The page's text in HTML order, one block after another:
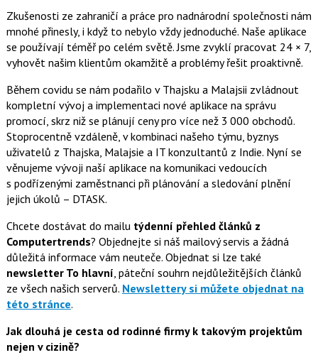
Zkušenosti ze zahraničí a práce pro nadnárodní společnosti nám
mnohé přinesly, i když to nebylo vždy jednoduché. Naše aplikace
se používají téměř po celém světě. Jsme zvyklí pracovat 24 × 7,
vyhovět našim klientům okamžitě a problémy řešit proaktivně.
Během covidu se nám podařilo v Thajsku a Malajsii zvládnout
kompletní vývoj a implementaci nové aplikace na správu
promocí, skrz niž se plánují ceny pro více než 3 000 obchodů.
Stoprocentně vzdáleně, v kombinaci našeho týmu, byznys
uživatelů z Thajska, Malajsie a IT konzultantů z Indie. Nyní se
věnujeme vývoji naší aplikace na komunikaci vedoucích
s podřízenými zaměstnanci při plánování a sledování plnění
jejich úkolů – DTASK.
Chcete dostávat do mailu týdenní přehled článků z
Computertrends? Objednejte si náš mailový servis a žádná
důležitá informace vám neuteče. Objednat si lze také
newsletter To hlavní, páteční souhrn nejdůležitějších článků
ze všech našich serverů. Newslettery si můžete objednat na
této stránce.
Jak dlouhá je cesta od rodinné firmy k takovým projektům
nejen v cizině?